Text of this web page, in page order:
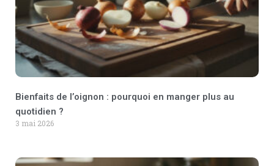
Bienfaits de l’oignon : pourquoi en manger plus au
quotidien ?
3 mai 2026